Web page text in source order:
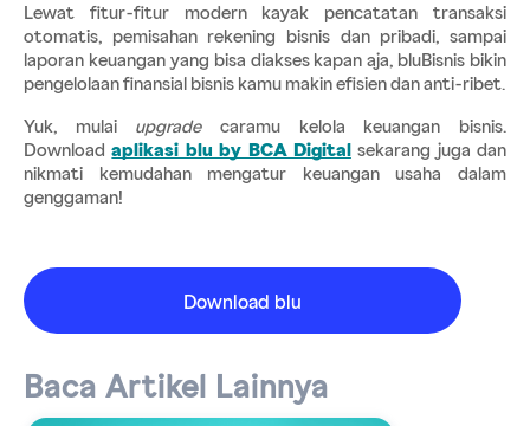
Lewat fitur-fitur modern kayak pencatatan transaksi
otomatis, pemisahan rekening bisnis dan pribadi, sampai
laporan keuangan yang bisa diakses kapan aja, bluBisnis bikin
pengelolaan finansial bisnis kamu makin efisien dan anti-ribet.
Yuk, mulai upgrade caramu kelola keuangan bisnis.
Download aplikasi blu by BCA Digital sekarang juga dan
nikmati kemudahan mengatur keuangan usaha dalam
genggaman!
Download blu
Baca Artikel Lainnya